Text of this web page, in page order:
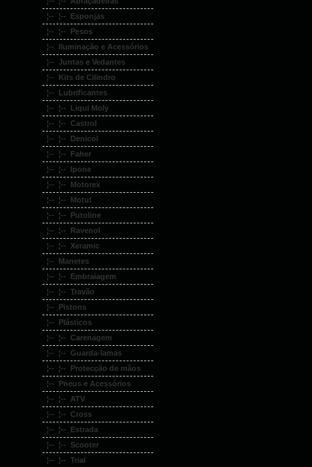
¦-- ¦-- Esponjas
¦-- ¦-- Pesos
¦-- Iluminação e Acessórios
¦-- Juntas e Vedantes
¦-- Kits de Cilindro
¦-- Lubrificantes
¦-- ¦-- Liqui Moly
¦-- ¦-- Castrol
¦-- ¦-- Denicol
¦-- ¦-- Faher
¦-- ¦-- Ipone
¦-- ¦-- Motorex
¦-- ¦-- Motul
¦-- ¦-- Putoline
¦-- ¦-- Ravenol
¦-- ¦-- Xeramic
¦-- Manetes
¦-- ¦-- Embraiagem
¦-- ¦-- Travão
¦-- Pistons
¦-- Plásticos
¦-- ¦-- Carenagem
¦-- ¦-- Guarda-lamas
¦-- ¦-- Protecção de mãos
¦-- Pneus e Acessórios
¦-- ¦-- ATV
¦-- ¦-- Cross
¦-- ¦-- Estrada
¦-- ¦-- Scooter
¦-- ¦-- Trial